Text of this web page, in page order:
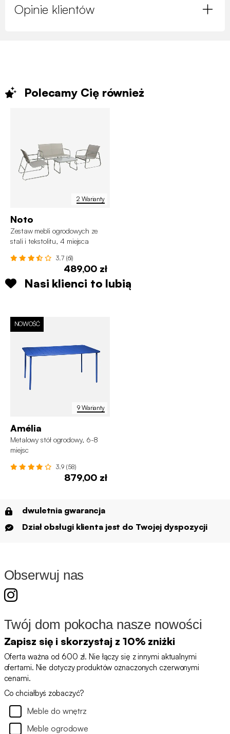
Opinie klientów
Polecamy Cię również
2 Warianty
Noto
Zestaw mebli ogrodowych ze
stali i tekstolitu, 4 miejsca
3.7 (61)
489,00 zł
Nasi klienci to lubią
9 Warianty
NOWOŚĆ
Amélia
Metalowy stół ogrodowy, 6-8
miejsc
3.9 (58)
879,00 zł
dwuletnia gwarancja
Dział obsługi klienta jest do Twojej dyspozycji
Obserwuj nas
Twój dom pokocha nasze nowości
Zapisz się i skorzystaj z 10% zniżki
Oferta ważna od 600 zł. Nie łączy się z innymi aktualnymi
ofertami. Nie dotyczy produktów oznaczonych czerwonymi
cenami.
Co chciałbyś zobaczyć?
Meble do wnętrz
Meble ogrodowe